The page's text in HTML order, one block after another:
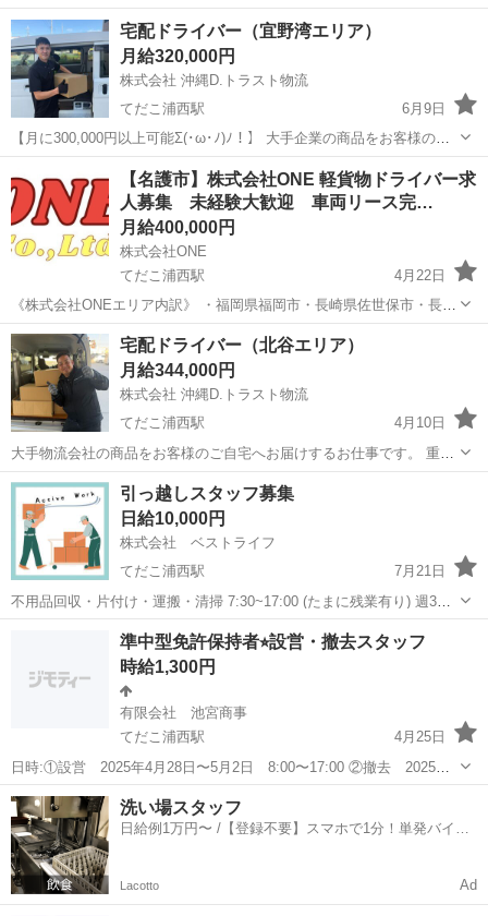
仕事お探しなら お気軽に問い合わせください。 時間 1. 6:00〜12:00
...
宅配ドライバー（宜野湾エリア）
月給320,000円
株式会社 沖縄D.トラスト物流
てだこ浦西駅
6月9日
【月に300,000円以上可能Σ(･ω･ﾉ)ﾉ！】 大手企業の商品をお客様の個
人宅へお届けする、宅配ドライバーを募集いたします！ 軽貨物車両を
お持ちでなくてもOK！会社が低額で貸し出しいたします！ 未経験の
方の応募も可...
宜野湾市 てだこ浦西駅 ドライバー 積み込み
【名護市】株式会社ONE 軽貨物ドライバー求
人募集 未経験大歓迎 車両リース完…
月給400,000円
株式会社ONE
てだこ浦西駅
4月22日
《株式会社ONEエリア内訳》 ・福岡県福岡市・長崎県佐世保市・長崎
県松浦市 ・福岡県久留米市・福岡県筑後市・佐賀県鳥栖市 ・福岡県朝
倉市・福岡県八女市・福岡県大川市 ・佐賀県佐賀市・福岡県大牟田
市・福岡県うきは ・福岡県北九...
沖縄 名護市 てだこ浦西駅 物流 通販
宅配ドライバー（北谷エリア）
月給344,000円
株式会社 沖縄D.トラスト物流
てだこ浦西駅
4月10日
大手物流会社の商品をお客様のご自宅へお届けするお仕事です。 重た
い荷物は特になく、女性でもご活躍できますよ(^▽^)/ 初期費用0円で始
められるお仕事🌟 12月は繁忙期シーズン🌟 どなたでも月収40万円以
上狙える...
沖縄 浦添市 てだこ浦西駅 ドライバー
引っ越しスタッフ募集
日給10,000円
株式会社 ベストライフ
てだこ浦西駅
7月21日
不用品回収・片付け・運搬・清掃 7:30~17:00 (たまに残業有り) 週3日
以上出来る方、単発で入れる方 1日 10,000円保証 半日 5,000円保証 ※
運転免許証お持ちの方 ※トラック、ユニック免許ある...
宜野湾市 てだこ浦西駅 引越し スタッフ
準中型免許保持者⭐︎設営・撤去スタッフ
時給1,300円
有限会社 池宮商事
てだこ浦西駅
4月25日
日時:①設営 2025年4月28日〜5月2日 8:00〜17:00 ②撤去 2025年5
月6日17:00〜22:00、5月7.8日 8:00〜17:00 ※時間変動あり 時給:1300
円 場所:アグレドーム北谷 ※お給料...
沖縄 中頭郡 てだこ浦西駅
洗い場スタッフ
日給例1万円〜 /【登録不要】スマホで1分！単発バイト
Lacotto Ad